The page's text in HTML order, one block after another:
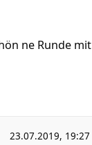
ne Runde mit
23.07.2019, 19:27